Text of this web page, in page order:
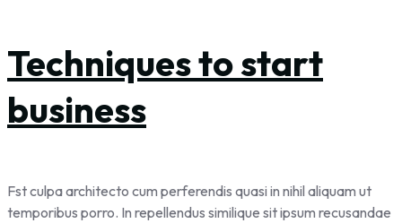
Techniques to start
business
Fst culpa architecto cum perferendis quasi in nihil aliquam ut
temporibus porro. In repellendus similique sit ipsum recusandae